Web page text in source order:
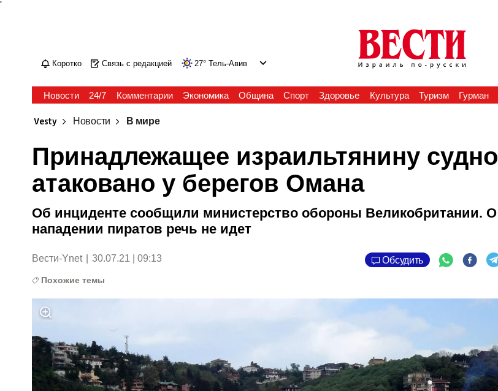
'
Коротко Связь с редакцией 27° Тель-Авив
Новости 24/7 Комментарии Экономика Община Спорт Здоровье Культура Туризм Гурман
Vesty Новости В мире
Принадлежащее израильтянину судно
атаковано у берегов Омана
Об инциденте сообщили министерство обороны Великобритании. О
нападении пиратов речь не идет
Вести-Ynet 30.07.21 | 09:13 Обсудить
Похожие темы